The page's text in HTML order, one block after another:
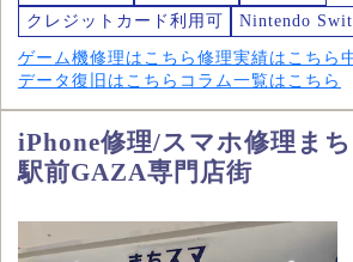
クレジットカード利用可
Nintendo
ゲーム機修理はこちら 修理実績はこちら
データ復旧はこちら コラム一覧はこちら
iPhone修理/スマホ修理ま
駅前GAZA専門店街